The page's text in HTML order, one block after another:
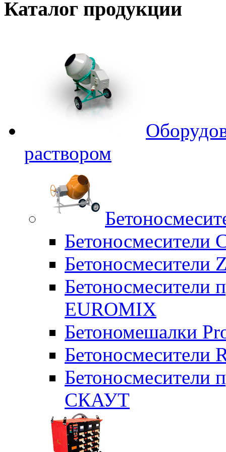
Каталог продукции
раствором
Бетоносмесители
Бетоносмесители
Бетоносмесители
EUROMIX
Бетономешалки
Бетоносмесители
Бетоносмесители
СКАУТ